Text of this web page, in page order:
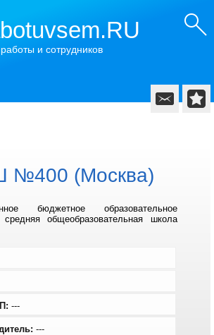
и сотрудников
№400 (Москва)
бюджетное образовательное
средняя общеобразовательная школа
---
---